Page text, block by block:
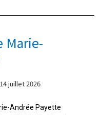
Marie-
juillet 2026
Andrée Payette